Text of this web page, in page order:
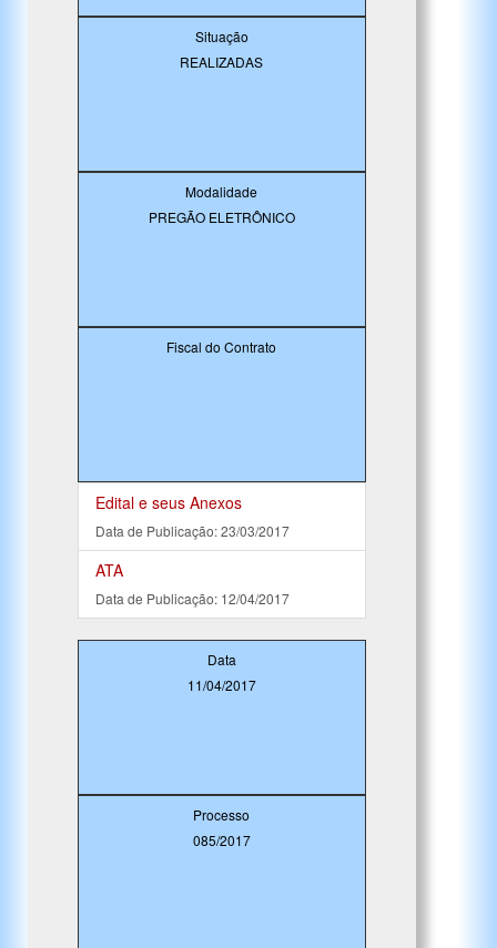
Situação
REALIZADAS
Modalidade
PREGÃO ELETRÔNICO
Fiscal do Contrato
Edital e seus Anexos
Data de Publicação: 23/03/2017
ATA
Data de Publicação: 12/04/2017
Data
11/04/2017
Processo
085/2017